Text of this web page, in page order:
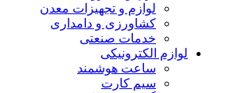
لوازم و تجهیزات معدن
کشاورزی و دامداری
خدمات صنعتی
لوازم الکترونیکی
ساعت هوشمند
سیم کارت